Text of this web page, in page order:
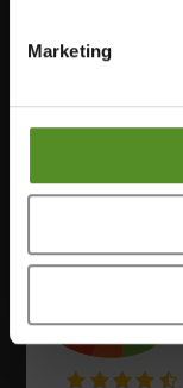
Marketing
Vrijdag: 12:00 – 17:00
Zondag: 12:00 –